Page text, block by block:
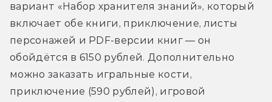
вариант «Набор хранителя знаний», который
включает обе книги, приключение, листы
персонажей и PDF-версии книг — он
обойдётся в 6150 рублей. Дополнительно
можно заказать игральные кости,
приключение (590 рублей), игровой